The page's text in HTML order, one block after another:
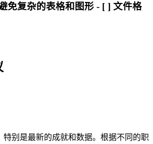
免复杂的表格和图形 - [ ] 文件格
特别是最新的成就和数据。根据不同的职